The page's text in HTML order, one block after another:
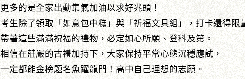
更多的是全家出動集氣加油以求好兆頭！
考生除了領取「如意包中糕」與「祈福文具組」，打卡還得限
帶著這些滿滿祝福的禮物，必定如心所願、登科及第。
相信在莊嚴的古禮加持下，大家保持平常心態沉穩應試，
一定都能金榜題名魚躍龍門！高中自己理想的志願。